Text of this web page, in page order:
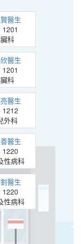
醫生
1201
科
醫生
1201
科
醫生
1212
外科
醫生
1220
性病科
醫生
1220
性病科